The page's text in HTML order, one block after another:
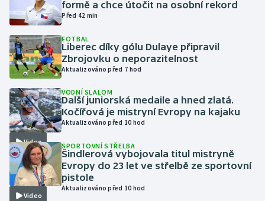
Jezdectví
Judo
Krasobruslení
Lezení
Lyže a snowboard
Moderní pětiboj
Motorsport
formě a chce útočit na osobní rekord
Před 42 min
FOTBAL
Liberec díky gólu Dulaye připravil
Zbrojovku o neporazitelnost
Aktualizováno před 7 hod
Video
VODNÍ SLALOM
Další juniorská medaile a hned zlatá.
Kočířová je mistryní Evropy na kajaku
Aktualizováno před 10 hod
Video
SPORTOVNÍ STŘELBA
Šindlerová vybojovala titul mistryně
Evropy do 23 let ve střelbě ze sportovní
pistole
Aktualizováno před 10 hod